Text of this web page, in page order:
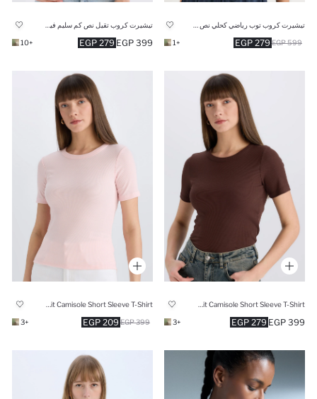
279 EGP 599 EGP
+1
279 EGP 399 EGP
+10
Slim Fit Camisole Short Sleeve T-Shirt
279 EGP 399 EGP
+3
Slim Fit Camisole Short Sleeve T-Shirt
209 EGP 399 EGP
+3